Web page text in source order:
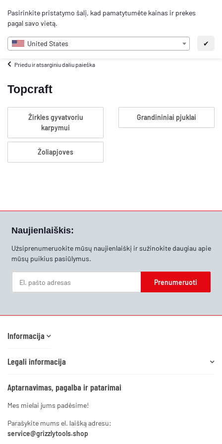
Pasirinkite pristatymo šalį, kad pamatytumėte kainas ir prekes
pagal savo vietą.
United States ✔
LT
Priedu ir atsarginiu daliu paieška
Topcraft
Žirkles gyvatvoriu
karpymui
Grandininiai pjuklai
Žoliapjoves
Naujienlaiškis:
Užsiprenumeruokite mūsų naujienlaiškį ir sužinokite daugiau apie
mūsų puikius pasiūlymus.
Prenumeruoti
Informacija
Legali informacija
Aptarnavimas, pagalba ir patarimai
Mes mielai jums padėsime!
Parašykite mums el. laišką adresu:
service@grizzlytools.shop